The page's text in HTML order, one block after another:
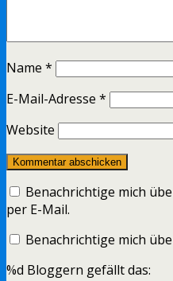
Name *
E-Mail-Adresse *
Website
Benachrichtige mich
per E-Mail.
Benachrichtige mich
%d Bloggern gefällt das: